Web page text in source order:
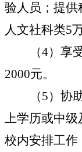
验人员；提供
人文社科类5
（4）享
2000元。
（5）协
上学历或中级
校内安排工作